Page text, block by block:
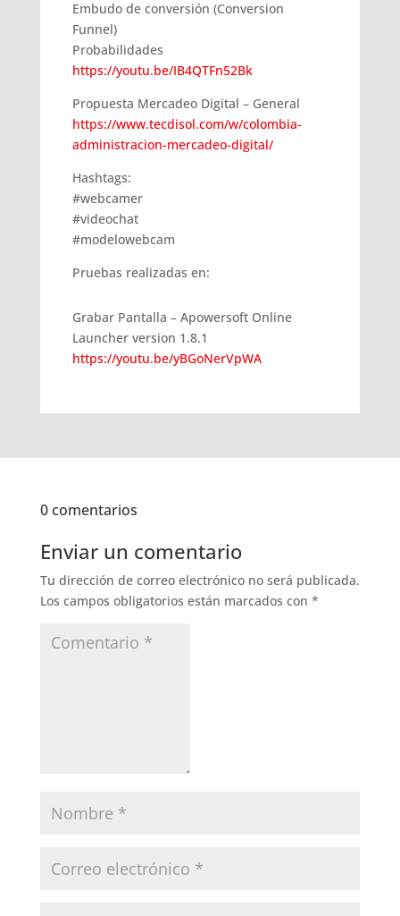
Embudo de conversión (Conversion
Funnel)
Probabilidades
https://youtu.be/IB4QTFn52Bk
Propuesta Mercadeo Digital – General
https://www.tecdisol.com/w/colombia-
administracion-mercadeo-digital/
Hashtags:
#webcamer
#videochat
#modelowebcam
Pruebas realizadas en:
Grabar Pantalla – Apowersoft Online
Launcher version 1.8.1
https://youtu.be/yBGoNerVpWA
0 comentarios
Enviar un comentario
Tu dirección de correo electrónico no será publicada.
Los campos obligatorios están marcados con *